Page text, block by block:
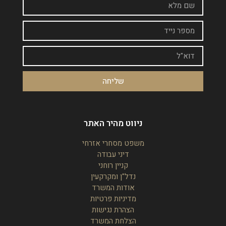
שליחה
ניווט מהיר האתר
משפט מסחרי אזרחי
דיני עבודה
קניין רוחני
נדל"ן ומקרקעין
אודות המשרד
מדיניות פרטיות
הצהרת נגישות
הצלחת המשרד